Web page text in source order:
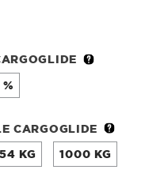
CARGOGLIDE
KG 1000 KG